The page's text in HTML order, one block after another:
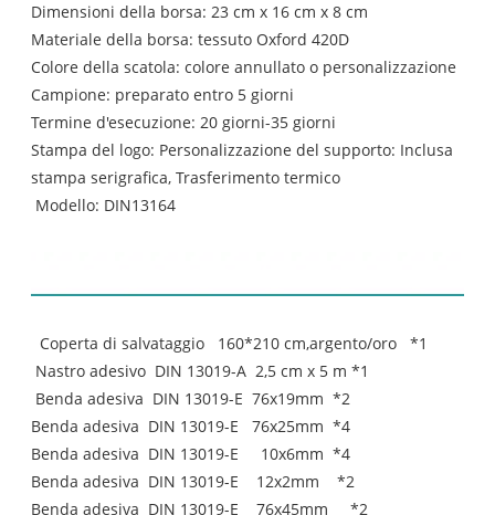
Dimensioni della borsa: 23 cm x 16 cm x 8 cm
Materiale della borsa: tessuto Oxford 420D
Colore della scatola: colore annullato o personalizzazione
Campione: preparato entro 5 giorni
Termine d'esecuzione: 20 giorni-35 giorni
Stampa del logo: Personalizzazione del supporto: Inclusa
stampa serigrafica, Trasferimento termico
Modello: DIN13164
Coperta di salvataggio 160*210 cm‚argento/oro *1
Nastro adesivo DIN 13019-A 2,5 cm x 5 m *1
Benda adesiva DIN 13019-E 76x19mm *2
Benda adesiva DIN 13019-E 76x25mm *4
Benda adesiva DIN 13019-E 10x6mm *4
Benda adesiva DIN 13019-E 12x2mm *2
Benda adesiva DIN 13019-E 76x45mm *2